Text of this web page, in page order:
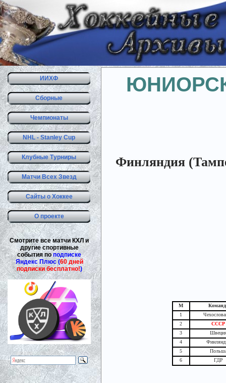
ИИХФ
Сборные
Чемпионаты
NHL - Stanley Cup
Клубные Турниры
Матчи Всех Звезд
Сайты о Хоккее
О проекте
Смотрите все матчи КХЛ и
другие спортивные
события поподписке
Яндекс Плюс (60 дней
подписки бесплатно!)
Финляндия
М
1
2
СССР
3
4
5
6
ГДР